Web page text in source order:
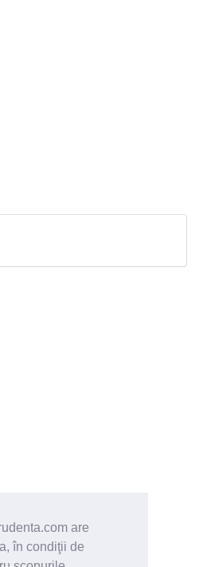
are
în condiţii de